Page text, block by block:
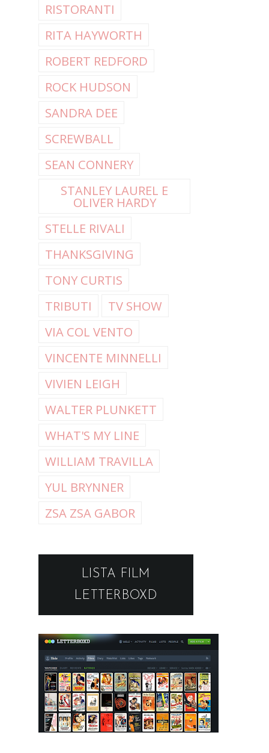
RISTORANTI
RITA HAYWORTH
ROBERT REDFORD
ROCK HUDSON
SANDRA DEE
SCREWBALL
SEAN CONNERY
STANLEY LAUREL E
OLIVER HARDY
STELLE RIVALI
THANKSGIVING
TONY CURTIS
TRIBUTI
TV SHOW
VIA COL VENTO
VINCENTE MINNELLI
VIVIEN LEIGH
WALTER PLUNKETT
WHAT'S MY LINE
WILLIAM TRAVILLA
YUL BRYNNER
ZSA ZSA GABOR
LISTA FILM
LETTERBOXD